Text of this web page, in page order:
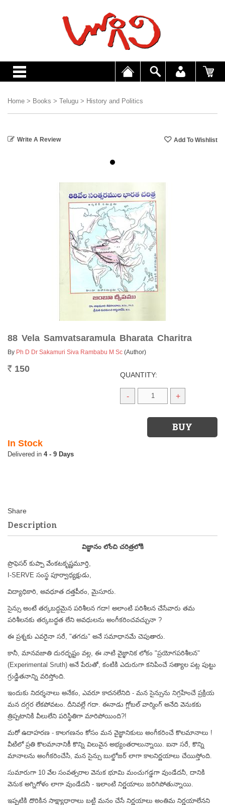
Home > Books > Telugu > History and Politics
Write A Review
88 Vela Samvatsaramula Bharata Charitra
By Ph D Dr Sakamuri Siva Rambabu M Sc (Author)
Rs. 150
QUANTITY:
- +
In Stock
4 - 9 Days
Description
విజ్ఞానం లోంచి చరిత్రలోకి
ప్రొఫెసర్ కుప్పా వేంకటకృష్ణమూర్తి,
I-SERVE సంస్థ పూర్వాధ్యక్షుడు,
విద్యాధికారి, అవధూత దత్తపీఠం, మైసూరు.
సైన్సు అంటే తర్కబద్ధమైన పరిశీలన గదా! అలాంటి పరిశీలన చేసేవారు తమ
పరిశీలనకు తర్కబద్ధత లేని అవధులను అంగీకరించవచ్చునా ?
ఈ ప్రశ్నకు ఎవరైనా సరే, "తగదు" అనే సమాధానమే చెపుతారు.
కానీ, మానవజాతి దురదృష్టం వల్ల, ఈ నాటి వైజ్ఞానిక లోకం "ప్రయోగపరిశీలన"
(Experimental Sruth) అనే పేరుతో, కంటికి ఎదురుగా కనిపించే సత్యాల పట్ల పుట్టు
గ్రుడ్డితనాన్ని వరిస్తోంది.
ఇందుకు నిదర్శనాలు అనేకం, ఎవరూ కాదనలేనిది - మన సైన్సును నిగ్రహించే ప్రక్రియ
మన దగ్గర లేకపోవటం. దీనివల్లే గదా. ఈనాడు గ్లోబల్ వార్మింగ్ అనేది వెనుకకు
త్రిప్పటానికి వీలులేని పరిస్థితిగా మారిపోయింది?!
మరో ఉదాహరణ - కాలగణనం కోసం మన వైజ్ఞానికులు అంగీకరించే కొలమానాలు !
వీటిలో ప్రతి కొలమానానికీ కొన్ని విలువైన అభ్యంతరాలున్నాయి. ఐనా సరే, కొన్ని
మానాలను అంగీకరించేసి, మన సైన్సు బుల్డోజర్ లాగా కాలనిర్ణయాలు చేయిస్తోంది.
సుమారుగా 10 వేల సంవత్సరాల వెనుక భూమి మంచుగడ్డగా వుండేదనీ, దానికి
వెనుక అగ్నిగోళం లాగా వుండేదనీ - ఇలాంటి నిర్ణయాలు జరిగిపోతున్నాయి.
ఇప్పటికి దొరికిన సాక్ష్యాధారాలు బట్టి మనం చేసే నిర్ణయాలు అంతిమ నిర్ణయాలేనని